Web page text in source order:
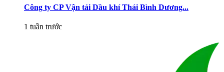
Công ty CP Vận tải Dầu khí Thái Bình Dương...
1 tuần trước